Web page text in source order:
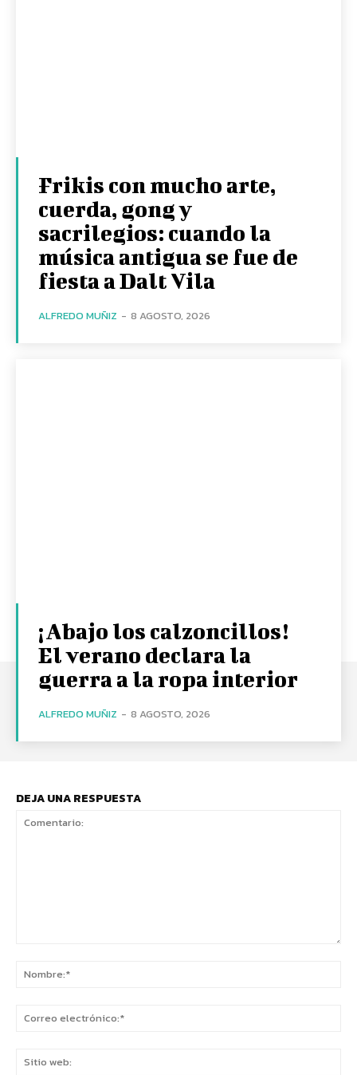
Frikis con mucho arte,
cuerda, gong y
sacrilegios: cuando la
música antigua se fue de
fiesta a Dalt Vila
ALFREDO MUÑIZ - 8 AGOSTO, 2026
¡Abajo los calzoncillos!
El verano declara la
guerra a la ropa interior
ALFREDO MUÑIZ - 8 AGOSTO, 2026
DEJA UNA RESPUESTA